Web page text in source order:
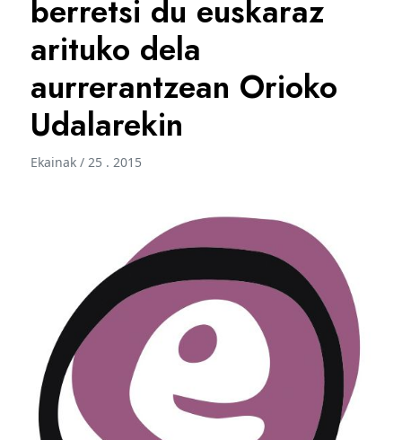
berretsi du euskaraz
arituko dela
aurrerantzean Orioko
Udalarekin
Ekainak / 25 . 2015